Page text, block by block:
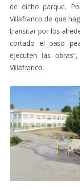
de dicho parque.
Villafranco de que
transitar por los
cortado el paso
ejecuten las
Villafranco.